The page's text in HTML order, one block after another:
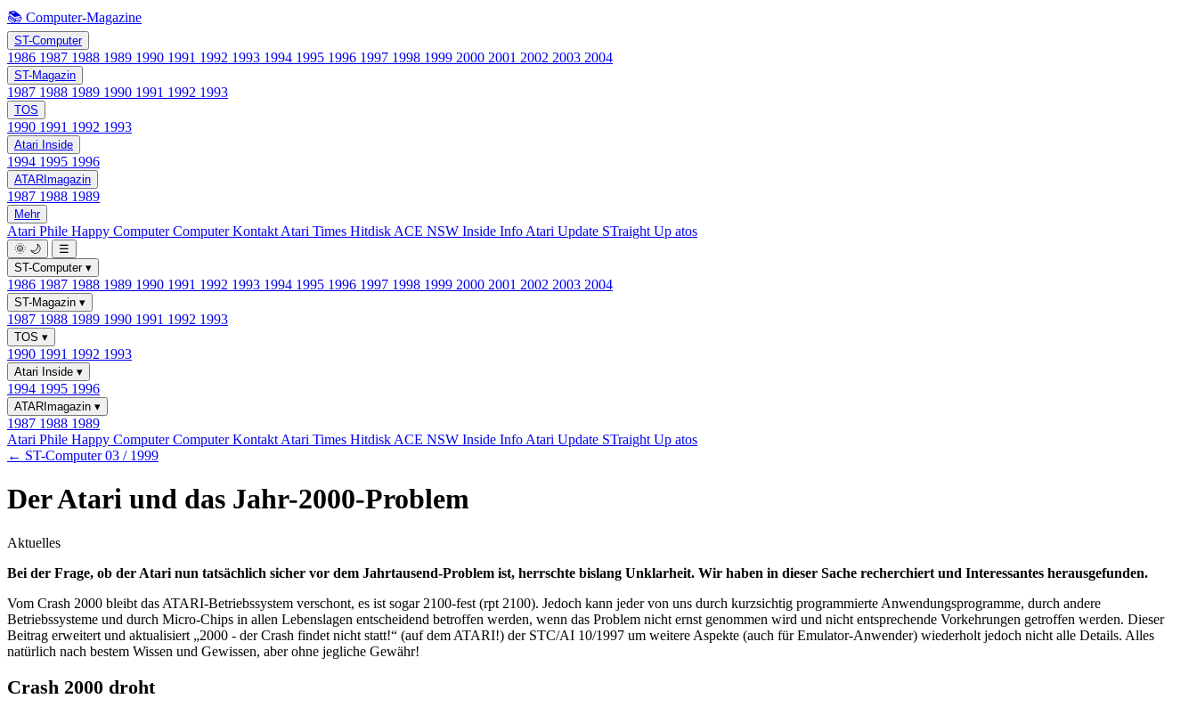
📚 Computer-Magazine
ST-Computer
1986 1987 1988 1989 1990 1991 1992 1993 1994 1995 1996 1997 1998 1999 2000 2001 2002 2003 2004
ST-Magazin
1987 1988 1989 1990 1991 1992 1993
TOS
1990 1991 1992 1993
Atari Inside
1994 1995 1996
ATARImagazin
1987 1988 1989
Mehr
Atari Phile Happy ComputerComputer Kontakt Atari Times Hitdisk ACE NSW Inside Info Atari Update STraight Up atos
🌞 🌙
☰
ST-Computer ▾
1986 1987 1988 1989 1990 1991 1992 1993 1994 1995 1996 1997 1998 1999 2000 2001 2002 2003 2004
ST-Magazin ▾
1987 1988 1989 1990 1991 1992 1993
TOS ▾
1990 1991 1992 1993
Atari Inside ▾
1994 1995 1996
ATARImagazin ▾
1987 1988 1989
Atari Phile Happy ComputerComputer Kontakt Atari Times Hitdisk ACE NSW Inside Info Atari Update STraight Up atos
← ST-Computer 03 / 1999
Der Atari und das Jahr-2000-Problem
Aktuelles
Bei der Frage, ob der Atari nun tatsächlich sicher vor dem Jahrtausend-Problem ist, herrschte bislang Unklarheit. Wir haben in dieser Sache recherchiert und Interessantes herausgefunden.
Vom Crash 2000 bleibt das ATARI-Betriebssystem verschont, es ist sogar 2100-fest (rpt 2100). Jedoch kann jeder von uns durch kurzsichtig programmierte Anwendungsprogramme, durch andere
Betriebssysteme und durch Micro-Chips in allen Lebenslagen entscheidend betroffen werden, wenn das Problem nicht ernst genommen wird und nicht entsprechende Vorkehrungen getroffen werden. Dieser
Beitrag erweitert und aktualisiert „2000 - der Crash findet nicht statt!“ (auf dem ATARI!) der STC/AI 10/1997 um weitere Aspekte (auch für Emulator-Anwender) wiederholt jedoch nicht alle Details. Alles
natürlich nach bestem Wissen und Gewissen, aber ohne jegliche Gewähr!
Crash 2000 droht